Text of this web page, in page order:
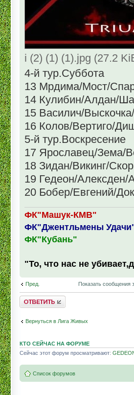
i (2) (1) (1).jpg (27.2
4-й тур.Суббота
13 Мрдима/Мост/
14 Кулибин/Алдан/
15 Василич/
16 Колов/Вертиго/
5-й тур.Воскресение
17 Ярославец/Зема/
18 Зидан/Викинг/
19 Гедеон/
20 Бобер/Евгений/
ФК"Машук-КМВ"
ФК"Джентльмены
ФК"Кубань"
"То, что нас не
Пред. Показать сообщения
Комментировать
Вернуться в Лига Живых
КТО СЕЙЧАС НА ФОРУМЕ
Сейчас этот форум просматривают:
Список форумов